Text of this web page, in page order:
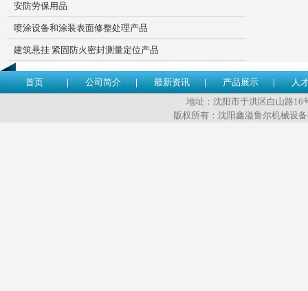
安防劳保用品
喷涂设备和涂装表面修整处理产品
建筑悬挂 紧固防火密封测量定位产品
首页 公司简介 最新资讯 产品展示
人
地址：沈阳市于洪区白山路16
版权所有：沈阳鑫溢鲁尔机械设